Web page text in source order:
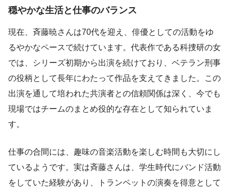
穏やかな生活と仕事のバランス
現在、斉藤暁さんは70代を迎え、俳優としての活動をゆ
るやかなペースで続けています。代表作である科捜研の女
では、シリーズ初期から出演を続けており、ベテラン刑事
の役柄として長年にわたって作品を支えてきました。この
出演を通して培われた共演者との信頼関係は深く、今でも
現場ではチームのまとめ役的な存在として知られていま
す。
仕事の合間には、趣味の音楽活動を楽しむ時間も大切にし
ているようです。実は斉藤さんは、学生時代にバンド活動
をしていた経験があり、トランペットの演奏を得意として